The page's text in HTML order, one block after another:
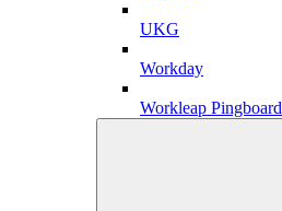
UKG
Workday
Workleap Pingboard